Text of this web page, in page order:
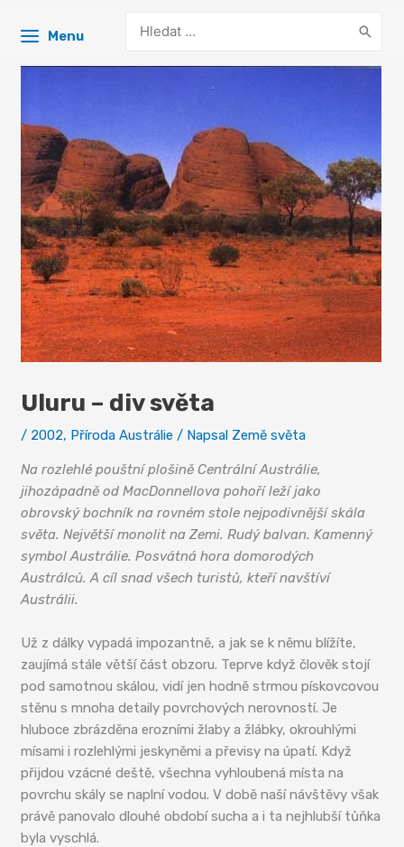
Menu
for:
Uluru – div světa
/ 2002, Příroda Austrálie / Napsal Země světa
Na rozlehlé pouštní plošině Centrální Austrálie,
jihozápadně od MacDonnellova pohoří leží jako
obrovský bochník na rovném stole nejpodivnější skála
světa. Největší monolit na Zemi. Rudý balvan. Kamenný
symbol Austrálie. Posvátná hora domorodých
Austrálců. A cíl snad všech turistů, kteří navštíví
Austrálii.
Už z dálky vypadá impozantně, a jak se k němu blížíte,
zaujímá stále větší část obzoru. Teprve když člověk stojí
pod samotnou skálou, vidí jen hodně strmou pískovcovou
stěnu s mnoha detaily povrchových nerovností. Je
hluboce zbrázděna erozními žlaby a žlábky, okrouhlými
mísami i rozlehlými jeskyněmi a převisy na úpatí. Když
přijdou vzácné deště, všechna vyhloubená místa na
povrchu skály se naplní vodou. V době naší návštěvy však
právě panovalo dlouhé období sucha a i ta nejhlubší tůňka
byla vyschlá.